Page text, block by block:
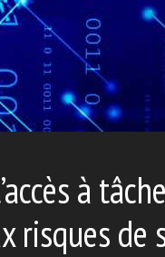
à
risques de